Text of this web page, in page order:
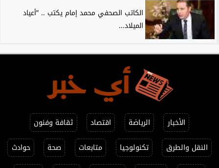
الكاتب الصحفي محمد إمام يكتب .. ”أعياد
الميلاد...
الأخبار الرياضة اقتصاد
ثقافة وفنون
النقل والطرق
تكنولوجيا متابعات صحة
حوادث